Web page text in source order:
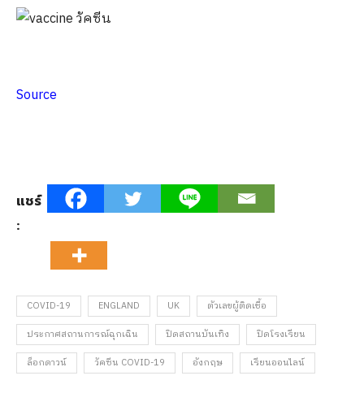
Source
แชร์
:
COVID-19 ENGLAND UK
ตัวเลขผู้ติดเชื้อ
ประกาศสถานการณ์ฉุกเฉิน
ปิดสถานบันเทิง
ปิดโรงเรียน
ล็อกดาวน์
วัคซีน COVID-19 อังกฤษ เรียนออนไลน์